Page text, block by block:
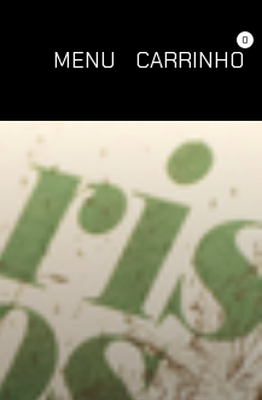
MENU CARRINHO
0